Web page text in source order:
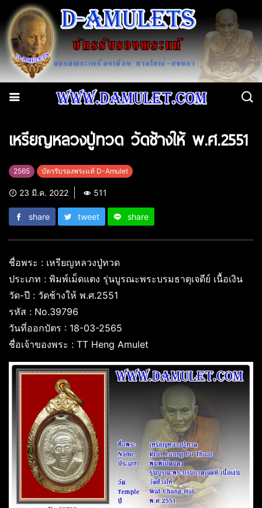
เหรียญหลวงปู่ทวด วัดช้างให้ พ.ศ.2551
2565 บัตรรับรองพระแท้ D-Amulet
23 มี.ค. 2022 511
share tweet share
ชื่อพระ : เหรียญหลวงปู่ทวด
ประเภท : พิมพ์เม็ดแตง รุ่นบูรณะพระบรมธาตุเจดีย์ เนื้อเงิน
วัด-ปี : วัดช้างให้ พ.ศ.2551
รหัส : No.39796
วันที่ออกบัตร : 18-03-2565
ชื่อเจ้าของพระ : TT Heng Amulet